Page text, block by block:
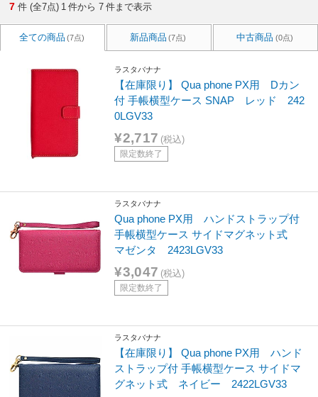
7 件 (全7点) 1 件から 7 件まで表示
全ての商品 (7点) 新品商品 (7点) 中古商品 (0点)
ラスタバナナ
【在庫限り】 Qua phone PX用 Dカン
付 手帳横型ケース SNAP レッド 242
0LGV33
¥2,717 (税込)
限定数終了
ラスタバナナ
Qua phone PX用 ハンドストラップ付
手帳横型ケース サイドマグネット式
マゼンタ 2423LGV33
¥3,047 (税込)
限定数終了
ラスタバナナ
【在庫限り】 Qua phone PX用 ハンド
ストラップ付 手帳横型ケース サイドマ
グネット式 ネイビー 2422LGV33